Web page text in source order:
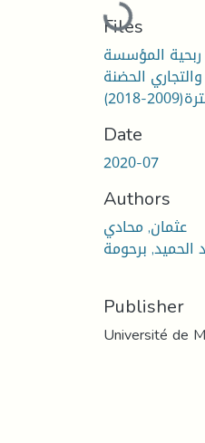
Loading...
Files
ربحية المؤسسة
الحضنة
Date
2020-07
Authors
عثمان, محادي
الحميد, برحومة
Publisher
Université de